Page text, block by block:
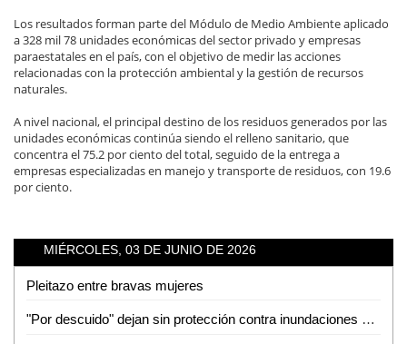
Los resultados forman parte del Módulo de Medio Ambiente aplicado
a 328 mil 78 unidades económicas del sector privado y empresas
paraestatales en el país, con el objetivo de medir las acciones
relacionadas con la protección ambiental y la gestión de recursos
naturales.
A nivel nacional, el principal destino de los residuos generados por las
unidades económicas continúa siendo el relleno sanitario, que
concentra el 75.2 por ciento del total, seguido de la entrega a
empresas especializadas en manejo y transporte de residuos, con 19.6
por ciento.
MIÉRCOLES, 03 DE JUNIO DE 2026
Pleitazo entre bravas mujeres
"Por descuido" dejan sin protección contra inundaciones a colonias de Tamuín